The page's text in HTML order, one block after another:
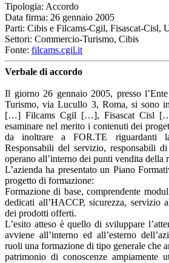
Tipologia: Accordo
Data firma: 26 gennaio 2005
Parti: Cibis e Filcams-Cgil, Fisascat-Cisl,
Settori: Commercio-Turismo, Cibis
Fonte: filcams.cgil.it
Verbale di accordo
Il giorno 26 gennaio 2005, presso
Turismo, via Lucullo 3, Roma, si sono
[…] Filcams Cgil […], Fisascat Cisl
esaminare nel merito i contenuti dei
da inoltrare a FOR.TE riguardanti
Responsabili del servizio, responsabili
operano all’interno dei punti vendita della
L’azienda ha presentato un Piano
progetto di formazione:
Formazione di base, comprendente
dedicati all’HACCP, sicurezza, servizio
dei prodotti offerti.
L’esito atteso è quello di sviluppare
avviene all’interno ed all’esterno
ruoli una formazione di tipo generale che
patrimonio di conoscenze ampiamente